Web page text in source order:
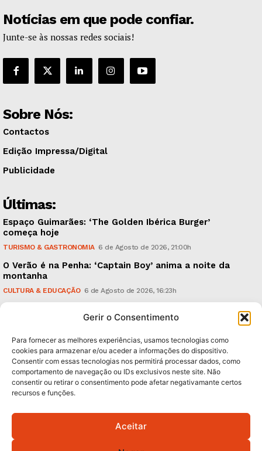
Gerir o Consentimento
Para fornecer as melhores experiências, usamos tecnologias como
cookies para armazenar e/ou aceder a informações do dispositivo.
Consentir com essas tecnologias nos permitirá processar dados, como
comportamento de navegação ou IDs exclusivos neste site. Não
consentir ou retirar o consentimento pode afetar negativamante certos
recursos e funções.
Aceitar
Notícias em que pode confiar.
Junte-se às nossas redes sociais!
Sobre Nós:
Contactos
Edição Impressa/Digital
Publicidade
Últimas:
Espaço Guimarães: ‘The Golden Ibérica Burger’
começa hoje
TURISMO & GASTRONOMIA 6 de Agosto de 2026, 21:00h
O Verão é na Penha: ‘Captain Boy’ anima a noite da
montanha
CULTURA & EDUCAÇÃO 6 de Agosto de 2026, 16:23h
em causa”, garante Ricardo Araújo
Subscreva Newsletter:
QUERO ADERIR